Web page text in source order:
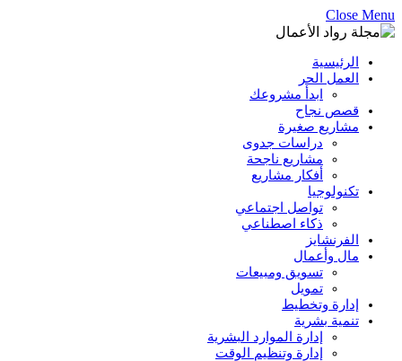
Close Menu
الرئيسية
العمل الحر
ابدأ مشروعك
قصص نجاح
مشاريع صغيرة
دراسات جدوى
مشاريع ناجحة
أفكار مشاريع
تكنولوجيا
تواصل اجتماعي
ذكاء اصطناعي
الفرنشايز
مال وأعمال
تسويق ومبيعات
تمويل
إدارة وتخطيط
تنمية بشرية
إدارة الموارد البشرية
إدارة وتنظيم الوقت